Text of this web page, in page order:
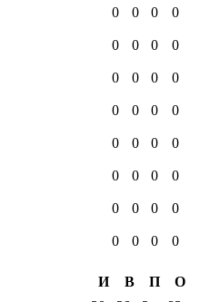
0 0 0 0
0 0 0 0
0 0 0 0
0 0 0 0
0 0 0 0
0 0 0 0
0 0 0 0
0 0 0
0
И В П
О